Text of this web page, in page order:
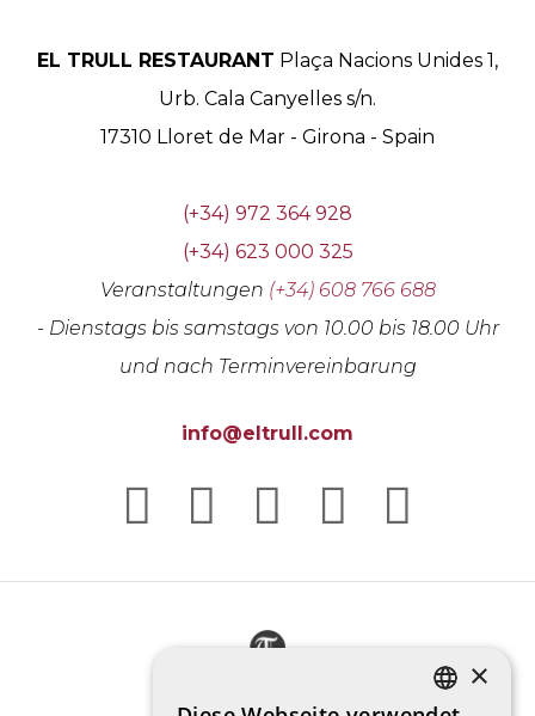
EL TRULL RESTAURANT Plaça Nacions Unides 1,
Urb. Cala Canyelles s/n.
17310 Lloret de Mar - Girona - Spain
(+34) 972 364 928
(+34) 623 000 325
Veranstaltungen (+34) 608 766 688
- Dienstags bis samstags von 10.00 bis 18.00 Uhr
und nach Terminvereinbarung
info@eltrull.com
×